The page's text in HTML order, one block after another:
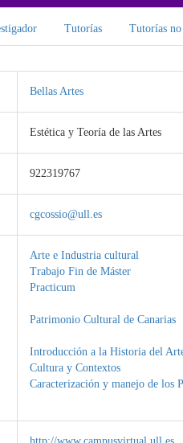
Tutorías Tutorías no
Bellas Artes
Estética y Teoría de las Artes
922319767
cgcossio@ull.es
Arte e Industria cultural
Trabajo Fin de Máster
Practicum
Patrimonio Cultural de Canarias
Introducción a la Historia del
Cultura y Contextos
Caracterización y manejo de los